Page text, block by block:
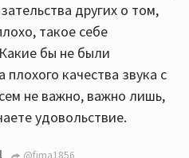
других о том,
такое себе
бы не были
плохого качества звука с
не важно, важно лишь,
удовольствие.
@fima1856